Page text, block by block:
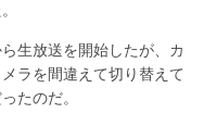
生放送を開始したが、カ
ラを間違えて切り替えて
たのだ。